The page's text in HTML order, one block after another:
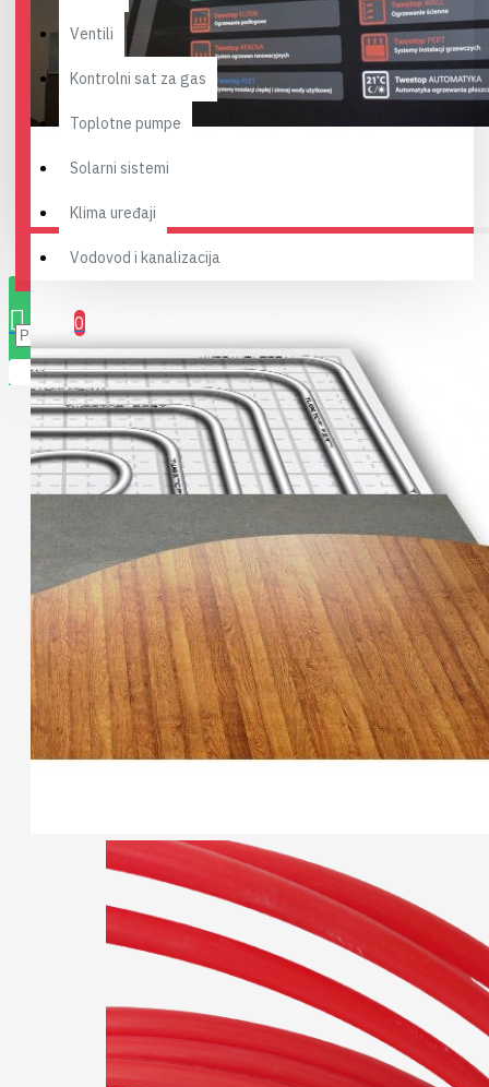
0
Vaša korpa je prazna!
Ventili
Kontrolni sat za gas
Toplotne pumpe
Solarni sistemi
Klima uređaji
Vodovod i kanalizacija